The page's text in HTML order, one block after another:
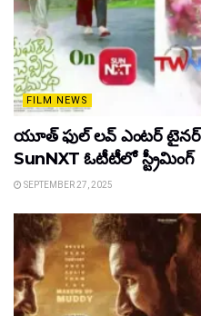
FILM NEWS
యూత్ ఫుల్ లవ్ ఎంటర్
SunNXT ఓటీటీలో స్ట్రీమింగ్
SEPTEMBER 27, 2025